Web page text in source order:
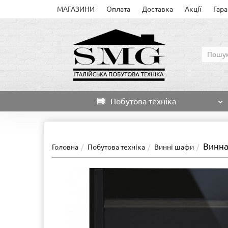
МАГАЗИНИ Оплата Доставка Акції
Побутова техніка
Головна Побутова техніка Винні шафи